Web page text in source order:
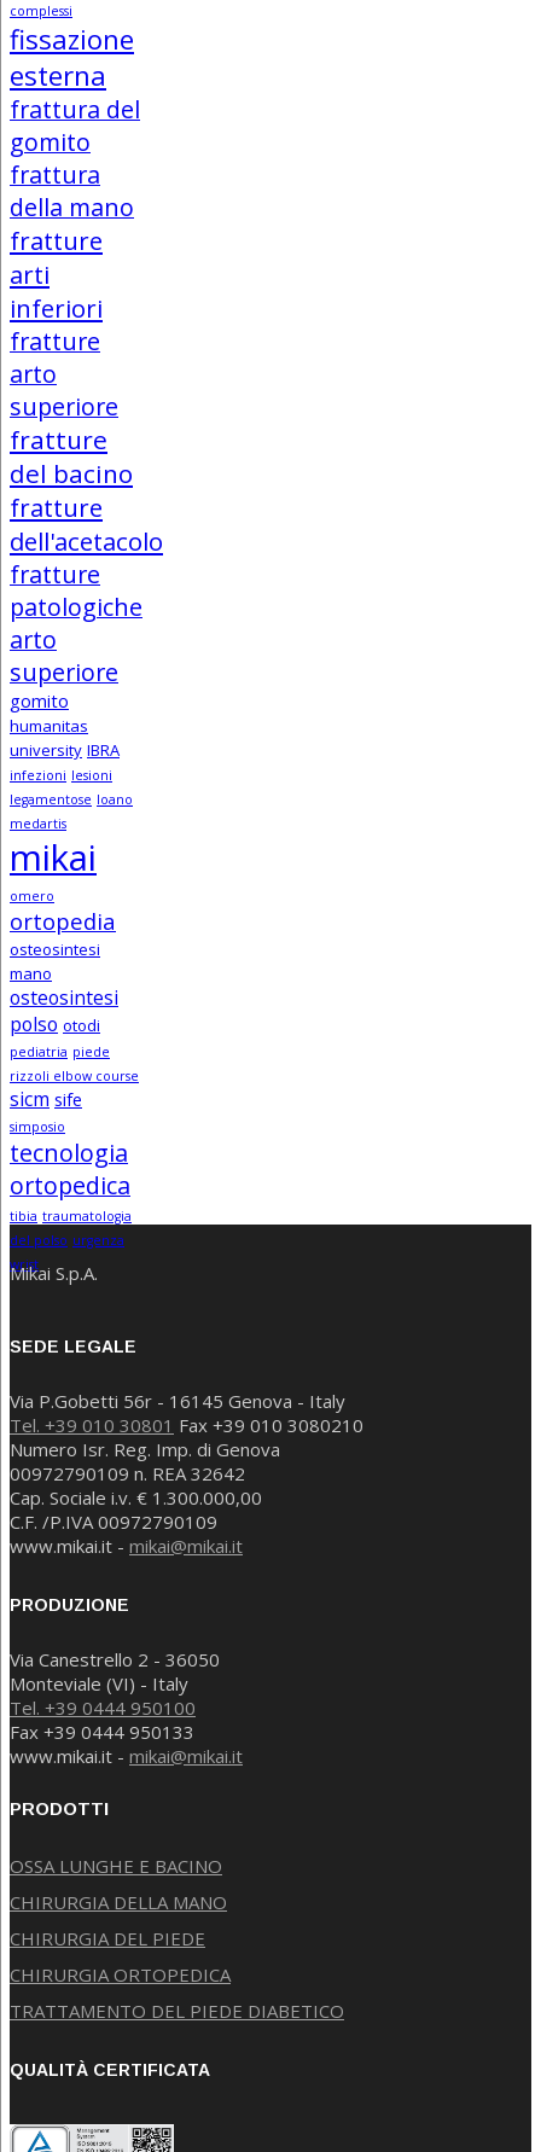
complessi
fissazione
esterna
frattura del
gomito
frattura
della mano
fratture
arti
inferiori
fratture
arto
superiore
fratture
del bacino
fratture
dell'acetacolo
fratture
patologiche
arto
superiore
gomito
humanitas
university IBRA
infezioni lesioni
legamentose loano
medartis
mikai
omero
ortopedia
osteosintesi
mano
osteosintesi
polso otodi
pediatria piede
rizzoli elbow course
sicm sife
simposio
tecnologia
ortopedica
tibia traumatologia
del polso urgenza
wrist
Mikai S.p.A.
SEDE LEGALE
Via P.Gobetti 56r - 16145 Genova - Italy
Tel. +39 010 30801 Fax +39 010 3080210
Numero Isr. Reg. Imp. di Genova
00972790109 n. REA 32642
Cap. Sociale i.v. € 1.300.000,00
C.F. /P.IVA 00972790109
www.mikai.it - mikai@mikai.it
PRODUZIONE
Via Canestrello 2 - 36050
Monteviale (VI) - Italy
Tel. +39 0444 950100
Fax +39 0444 950133
www.mikai.it - mikai@mikai.it
PRODOTTI
OSSA LUNGHE E BACINO
CHIRURGIA DELLA MANO
CHIRURGIA DEL PIEDE
CHIRURGIA ORTOPEDICA
TRATTAMENTO DEL PIEDE DIABETICO
QUALITÀ CERTIFICATA